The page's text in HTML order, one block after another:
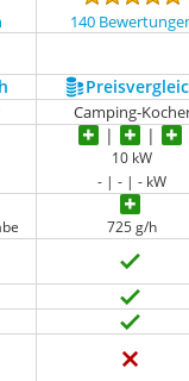
140
Camping-
10 kW
- | - | - kW
725 g/h